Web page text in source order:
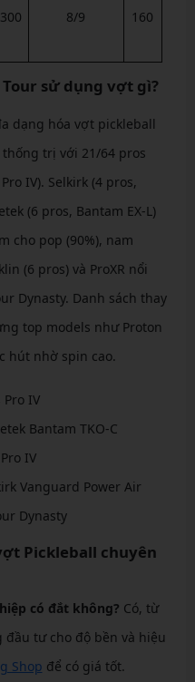
8/9 160
sử dụng vợt gì?
dạng hóa vợt pickleball
trị với 21/64 pros
IV). Selkirk (4 pros,
(6 pros, Bantam EX-L)
cho pop (90%), nam
(6 pros) và ProXR nổi
Dynasty. Danh sách thay
top models như Proton
hút nhờ spin cao.
Pro IV
Bantam TKO-C
IV
Vanguard Power Air
Dynasty
Pickleball chuyên
có đắt không? Có, từ
đầu tư cho độ bền và hiệu
Shop để có giá tốt.